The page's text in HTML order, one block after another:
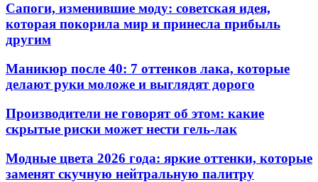
Сапоги, изменившие моду: советская идея,
которая покорила мир и принесла прибыль
другим
Маникюр после 40: 7 оттенков лака, которые
делают руки моложе и выглядят дорого
Производители не говорят об этом: какие
скрытые риски может нести гель-лак
Модные цвета 2026 года: яркие оттенки, которые
заменят скучную нейтральную палитру